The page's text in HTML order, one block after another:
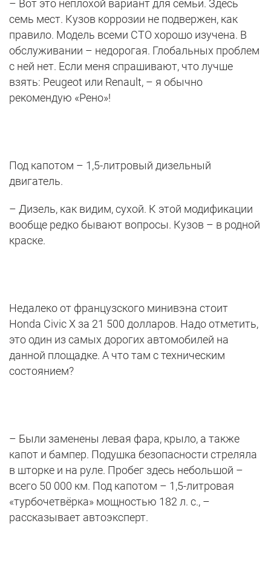
– Вот это неплохой вариант для семьи. Здесь
семь мест. Кузов коррозии не подвержен, как
правило. Модель всеми СТО хорошо изучена. В
обслуживании – недорогая. Глобальных проблем
с ней нет. Если меня спрашивают, что лучше
взять: Peugeot или Renault, – я обычно
рекомендую «Рено»!
Под капотом – 1,5-литровый дизельный
двигатель.
– Дизель, как видим, сухой. К этой модификации
вообще редко бывают вопросы. Кузов – в родной
краске.
Недалеко от французского минивэна стоит
Honda Civic X за 21 500 долларов. Надо отметить,
это один из самых дорогих автомобилей на
данной площадке. А что там с техническим
состоянием?
– Были заменены левая фара, крыло, а также
капот и бампер. Подушка безопасности стреляла
в шторке и на руле. Пробег здесь небольшой –
всего 50 000 км. Под капотом – 1,5-литровая
«турбочетвёрка» мощностью 182 л. с., –
рассказывает автоэксперт.